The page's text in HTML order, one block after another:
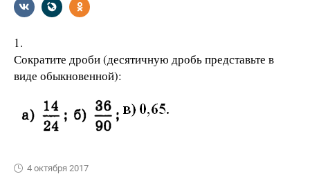
1.
Сократите дроби (десятичную дробь представьте в
виде обыкновенной):
4 октября 2017